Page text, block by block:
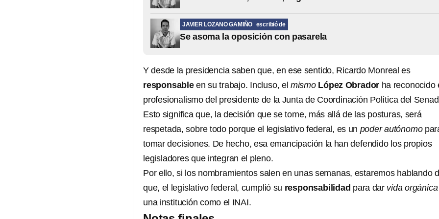
JAVIER LOZANO GAMIÑO escribió de
Se asoma la oposición con pasarela
Y desde la presidencia saben que, en ese sentido, Ricardo Monreal es
responsableen su trabajo. Incluso, el mismo López Obrador ha reconocido
profesionalismo del presidente de la Junta de Coordinación Política del
Esto significa que, la decisión que se tome, más allá de las posturas, será
respetada, sobre todo porque el legislativo federal, es un poder autónomo
tomar decisiones. De hecho, esa emancipación la han defendido los propios
legisladores que integran el pleno.
Por ello, si los nombramientos salen en unas semanas, estaremos hablando
que, el legislativo federal, cumplió su responsabilidad para dar vida orgánica
una institución como el INAI.